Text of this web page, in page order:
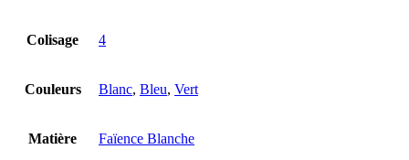
Colisage 4
Couleurs Blanc, Bleu, Vert
Matière Faïence Blanche